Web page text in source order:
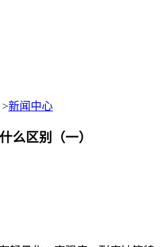
>新闻中心
么区别（一）